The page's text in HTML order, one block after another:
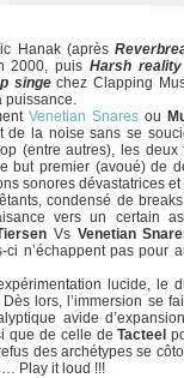
Hanak (après
2000, puis Harsh
singechez Clapping
puissance.
Venetian Snares ou
de la noise sans se
(entre autres), les
but premier (avoué) de
sonores dévastatrices
condensé de
vers un certain
Vs Venetian
n’échappent pas pour
lucide, le
lors, l’immersion se
avide
que de celle deTacteel
des archétypes se
… Play it loud !!!